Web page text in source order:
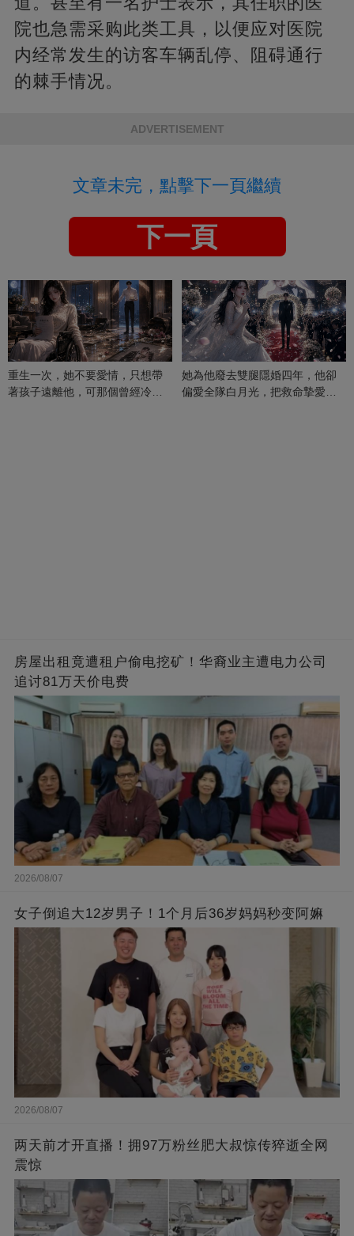
院也急需采购此类工具，以便应对医院
内经常发生的访客车辆乱停、阻碍通行
的棘手情况。
ADVERTISEMENT
文章未完，點擊下一頁繼續
下一頁
重生一次，她不要愛情，只想帶
著孩子遠離他，可那個曾經冷漠
她為他廢去雙腿隱婚四年，他卻
偏愛全隊白月光，把救命摯愛當
房屋出租竟遭租户偷电挖矿！华裔业主遭电力公司
追讨81万天价电费
2026/08/07
女子倒追大12岁男子！1个月后36岁妈妈秒变阿嫲
2026/08/07
两天前才开直播！拥97万粉丝肥大叔惊传猝逝全网
震惊